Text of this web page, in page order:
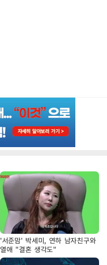
'서준맘' 박세미, 연하 남자친구와
열애 "결혼 생각도"